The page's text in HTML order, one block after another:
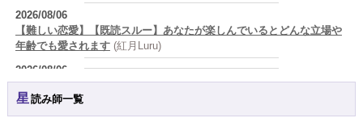
2026/08/06
【難しい恋愛】【既読スルー】あなたが楽しんでいるとどんな立場や
年齢でも愛されます (紅月Luru)
2026/08/06
「優しい人ほど幸せになる』なんて、誰が流した綺麗事？都合よく消
費される人だけが最後に泣く世界」
星読み師一覧